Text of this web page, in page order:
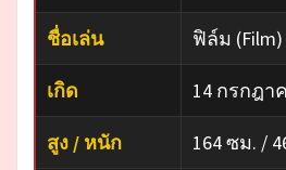
ชื่อเล่น ฟิล์ม (Film)
เกิด 14 กรกฎา
สูง / หนัก 164 ซม. /